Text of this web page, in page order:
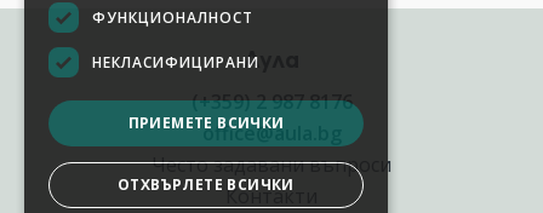
Аула
(+359) 2 987 8176
office@aula.bg
Често задавани въпроси
Контакти
ФУНКЦИОНАЛНОСТ
НЕКЛАСИФИЦИРАНИ
ПРИЕМЕТЕ ВСИЧКИ
ОТХВЪРЛЕТЕ ВСИЧКИ